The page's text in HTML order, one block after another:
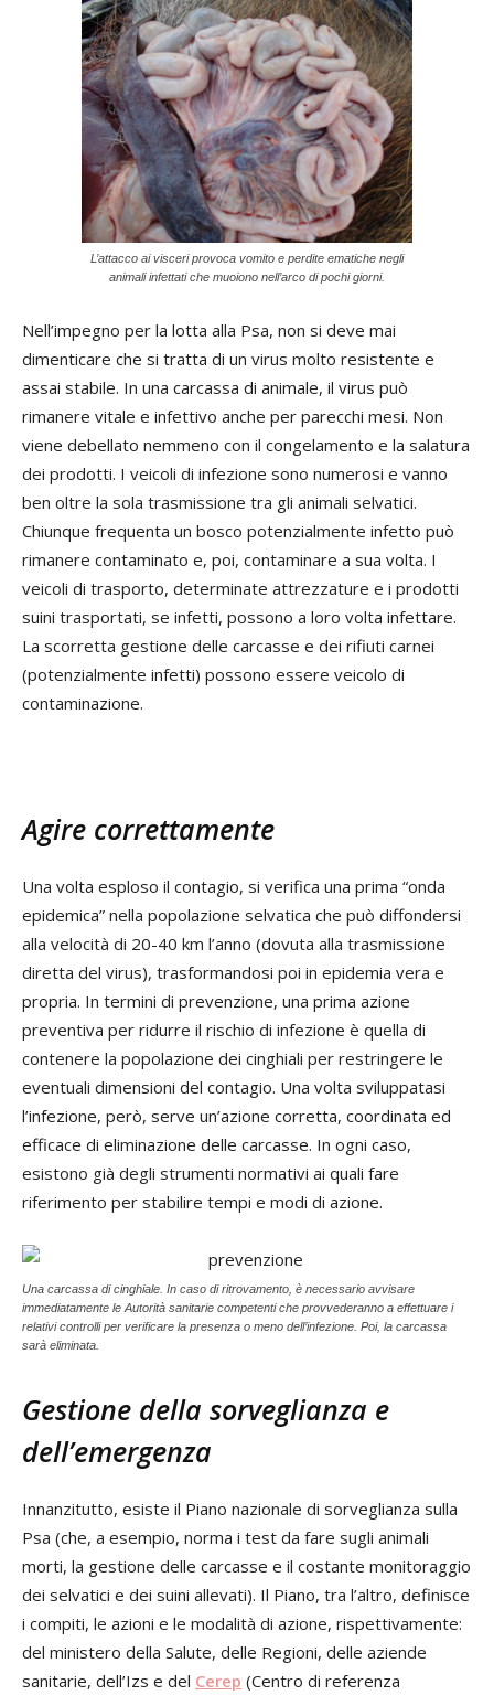
L’attacco ai visceri provoca vomito e perdite ematiche negli
animali infettati che muoiono nell’arco di pochi giorni.
Nell’impegno per la lotta alla Psa, non si deve mai
dimenticare che si tratta di un virus molto resistente e
assai stabile. In una carcassa di animale, il virus può
rimanere vitale e infettivo anche per parecchi mesi. Non
viene debellato nemmeno con il congelamento e la salatura
dei prodotti. I veicoli di infezione sono numerosi e vanno
ben oltre la sola trasmissione tra gli animali selvatici.
Chiunque frequenta un bosco potenzialmente infetto può
rimanere contaminato e, poi, contaminare a sua volta. I
veicoli di trasporto, determinate attrezzature e i prodotti
suini trasportati, se infetti, possono a loro volta infettare.
La scorretta gestione delle carcasse e dei rifiuti carnei
(potenzialmente infetti) possono essere veicolo di
contaminazione.
Agire correttamente
Una volta esploso il contagio, si verifica una prima “onda
epidemica” nella popolazione selvatica che può diffondersi
alla velocità di 20-40 km l’anno (dovuta alla trasmissione
diretta del virus), trasformandosi poi in epidemia vera e
propria. In termini di prevenzione, una prima azione
preventiva per ridurre il rischio di infezione è quella di
contenere la popolazione dei cinghiali per restringere le
eventuali dimensioni del contagio. Una volta sviluppatasi
l’infezione, però, serve un’azione corretta, coordinata ed
efficace di eliminazione delle carcasse. In ogni caso,
esistono già degli strumenti normativi ai quali fare
riferimento per stabilire tempi e modi di azione.
Una carcassa di cinghiale. In caso di ritrovamento, è necessario avvisare
immediatamente le Autorità sanitarie competenti che provvederanno a effettuare i
relativi controlli per verificare la presenza o meno dell’infezione. Poi, la carcassa
sarà eliminata.
Gestione della sorveglianza e
dell’emergenza
Innanzitutto, esiste il Piano nazionale di sorveglianza sulla
Psa (che, a esempio, norma i test da fare sugli animali
morti, la gestione delle carcasse e il costante monitoraggio
dei selvatici e dei suini allevati). Il Piano, tra l’altro, definisce
i compiti, le azioni e le modalità di azione, rispettivamente:
del ministero della Salute, delle Regioni, delle aziende
sanitarie, dell’Izs e del Cerep (Centro di referenza